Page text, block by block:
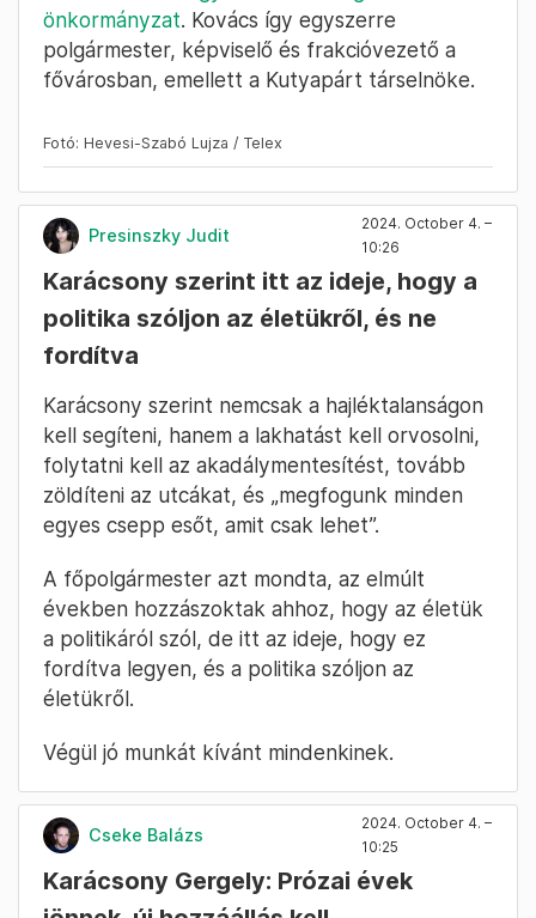
Egyhangú volt a közgyűlés első
szavazása
terjesztett be három napirendi javaslatot,
Karácsony Gergely azt kérte a közgyűléstől,
hogy vegyék fel a Fidesz javaslatait is a
napirendre. A közgyűlés egyhangúlag
megszavazta ezt, majd a teljes napirendet.
Eddig flottul megy minden.
Kovács Gergely nem jött el az alakuló
ülésre
A Kutyapárt frakcióvezetője hiányzik az
alakuló ülésről.
CsütörtökönHegyvidéken is megalakult az
önkormányzat. Kovács így egyszerre
polgármester, képviselő és frakcióvezető a
fővárosban, emellett a Kutyapárt társelnöke.